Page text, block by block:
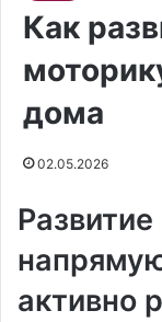
Как
дома
02.05.2026
напрямую
активно